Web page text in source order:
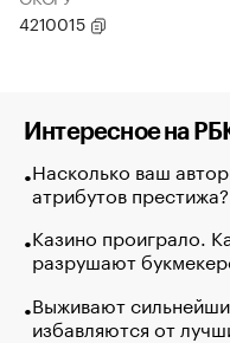
4210015
Интересное на
Насколько ваш
атрибутов
Казино проиграло.
разрушают
Выживают
избавляются от